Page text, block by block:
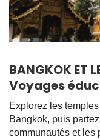
BANGKOK ET
Voyages
Explorez les
Bangkok, puis
communautés et les